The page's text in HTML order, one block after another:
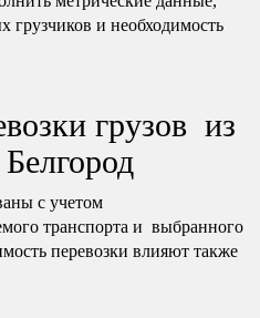
грузчиков и необходимость
грузов из
с учетом
транспорта и выбранного
перевозки влияют также